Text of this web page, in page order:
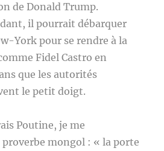
de Donald Trump.
il pourrait débarquer
York pour se rendre à la
Fidel Castro en
que les autorités
le petit doigt.
Poutine, je me
proverbe mongol : « la porte